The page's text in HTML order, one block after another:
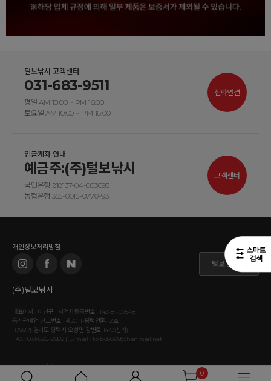
0
털보낚시 고객센터
031-683-9511
평일 AM 10:00 ~ PM 16:00
토요일 AM 10:00 ~ PM 16:00
전화연결
입금계좌 안내
예금주:(주)털보낚시
국민은행 218137-04-003095
농협은행 355-0015-0770-93
고객센터
개인정보처리방침
털보 도매몰
(주)털보낚시
대표이사 : 이찬구 | 사업자등록번호 : 142-81-07548
통신판매업 신고번호 : 제2011-평택안출-12호
[17927] 경기도 평택시 오성면 강변로 1473(신리)
FAX : 031-696-9959 | E-mail : tolbo5099@hanmail.net
COPYRIGHT⒞ TOLBO. ALL RIGHT RESERVED.